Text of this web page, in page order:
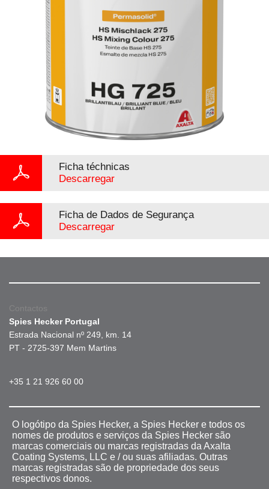
Ficha téchnicas
Descarregar
Ficha de Dados de Segurança
Descarregar
Contactos
Spies Hecker Portugal
Estrada Nacional nº 249, km. 14
PT - 2725-397 Mem Martins
+35 1 21 926 60 00
O logótipo da Spies Hecker, a Spies Hecker e todos os
nomes de produtos e serviços da Spies Hecker são
marcas comerciais ou marcas registradas da Axalta
Coating Systems, LLC e / ou suas afiliadas. Outras
marcas registradas são de propriedade dos seus
respectivos donos.